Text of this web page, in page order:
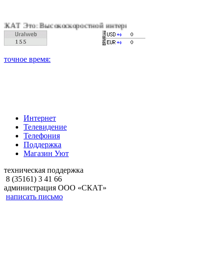
интернет, качественное цифровое и
Интернет
Телевидение
Телефония
Поддержка
Магазин Уют
техническая поддержка
8 (35161) 3 41 66
администрация ООО «СКАТ»
написать письмо